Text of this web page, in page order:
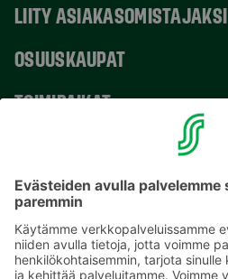
LIITY ASIAKASOMISTAJAKSI
OSUUSKAUPAT
TOIMIPAIKAT